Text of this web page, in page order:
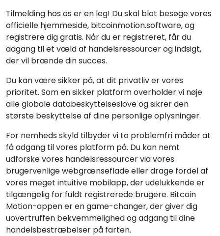
Tilmelding hos os er en leg! Du skal blot besøge vores
officielle hjemmeside, bitcoinmotion.software, og
registrere dig gratis. Når du er registreret, får du
adgang til et væld af handelsressourcer og indsigt,
der vil brænde din succes.
Du kan være sikker på, at dit privatliv er vores
prioritet. Som en sikker platform overholder vi nøje
alle globale databeskyttelseslove og sikrer den
største beskyttelse af dine personlige oplysninger.
For nemheds skyld tilbyder vi to problemfri måder at
få adgang til vores platform på. Du kan nemt
udforske vores handelsressourcer via vores
brugervenlige webgrænseflade eller drage fordel af
vores meget intuitive mobilapp, der udelukkende er
tilgængelig for fuldt registrerede brugere. Bitcoin
Motion-appen er en game-changer, der giver dig
uovertruffen bekvemmelighed og adgang til dine
handelsbestræbelser på farten.